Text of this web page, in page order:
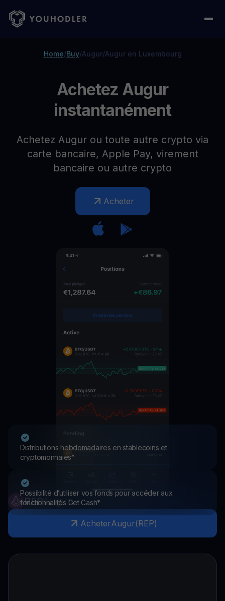
Home/Buy/Augur/Augur en Luxembourg
Achetez Augur
instantanément
Achetez Augur ou toute autre crypto via
carte bancaire, Apple Pay, virement
bancaire ou autre crypto
Acheter
Distributions hebdomadaires en stablecoins et
cryptomonnaies*
Possibilité d’utiliser vos fonds pour accéder aux
fonctionnalités Get Cash*
REPAugur
AcheterAugur(REP)